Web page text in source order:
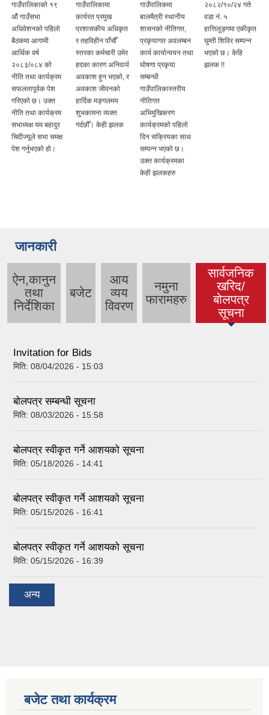
गाउँपालिकाको १९
औं गाउँसभा
अधिवेशनको पहिलो
बैठकमा आगामी
आर्थिक वर्ष
२०८३/०८४ को
नीति तथा कार्यक्रम
सफलतापूर्वक पेश
गरिएको छ। उक्त
नीति तथा कार्यक्रम
सभाध्यक्ष यम बहादुर
चिदीज्यूले सभा समक्ष
पेश गर्नुभएको हो।
गाउँपालिकामा
कार्यरत प्रमुख
प्रशासकीय अधिकृत
र तहविहीन पाँचौँ
स्तरका कर्मचारी उमेर
हदका कारण अनिवार्य
अवकाश हुन भएको, र
अवकाश जीवनको
हार्दिक मङ्गलमय
शुभकामना व्यक्त
गर्दछौँ। केही झलक
गाउँपालिकमा
बालमैत्री स्थानीय
शासनको नीतिगत,
प्रकृयागत अवलम्बन
कार्य कार्यान्वयन तथा
घोषणा प्रकृया
सम्बन्धी
गाउँपालिकास्तरीय
नीतिगत
अभिमुखिकरण
कार्यक्रमको पहिलो
दिन सक्रियका साथ
सम्पन्न भएको छ।
उक्त कार्यक्रमका
केही झलकहरु
२०८२/१०/२४ गते
वडा नं. ५
हात्तिलुङ्गमा एकीकृत
घुम्ती शिविर सम्पन्न
भएको छ। केहि
झलक !!
जानकारी
ऐन,कानुन
तथा
निर्देशिका
बजेट
आय
व्यय
विवरण
नमुना
फारामहरु
सार्वजनिक
खरिद/
बोलपत्र
सूचना
(active tab)
Invitation for Bids
मिति: 08/04/2026 - 15:03
बोलपत्र सम्बन्धी सूचना
मिति: 08/03/2026 - 15:58
बोलपत्र स्वीकृत गर्ने आशयको सूचना
मिति: 05/18/2026 - 14:41
बोलपत्र स्वीकृत गर्ने आशयको सूचना
मिति: 05/15/2026 - 16:41
बोलपत्र स्वीकृत गर्ने आशयको सूचना
मिति: 05/15/2026 - 16:39
अन्य
बजेट तथा कार्यक्रम